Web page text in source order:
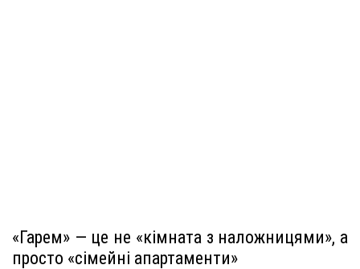
«Гарем» — це не «кімната з наложницями», а
просто «сімейні апартаменти»